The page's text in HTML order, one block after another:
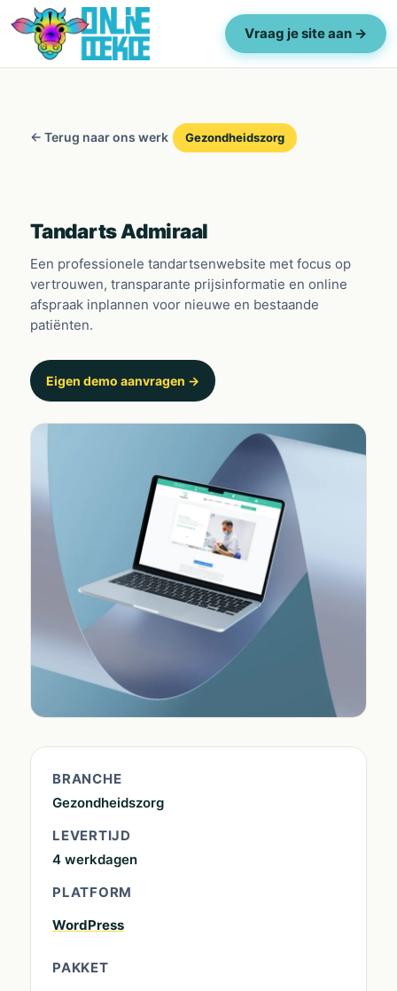
Vraag je site aan →
← Terug naar ons werk Gezondheidszorg
Tandarts Admiraal
Een professionele tandartsenwebsite met focus op
vertrouwen, transparante prijsinformatie en online
afspraak inplannen voor nieuwe en bestaande
patiënten.
Eigen demo aanvragen →
BRANCHE
Gezondheidszorg
LEVERTIJD
4 werkdagen
PLATFORM
WordPress
PAKKET